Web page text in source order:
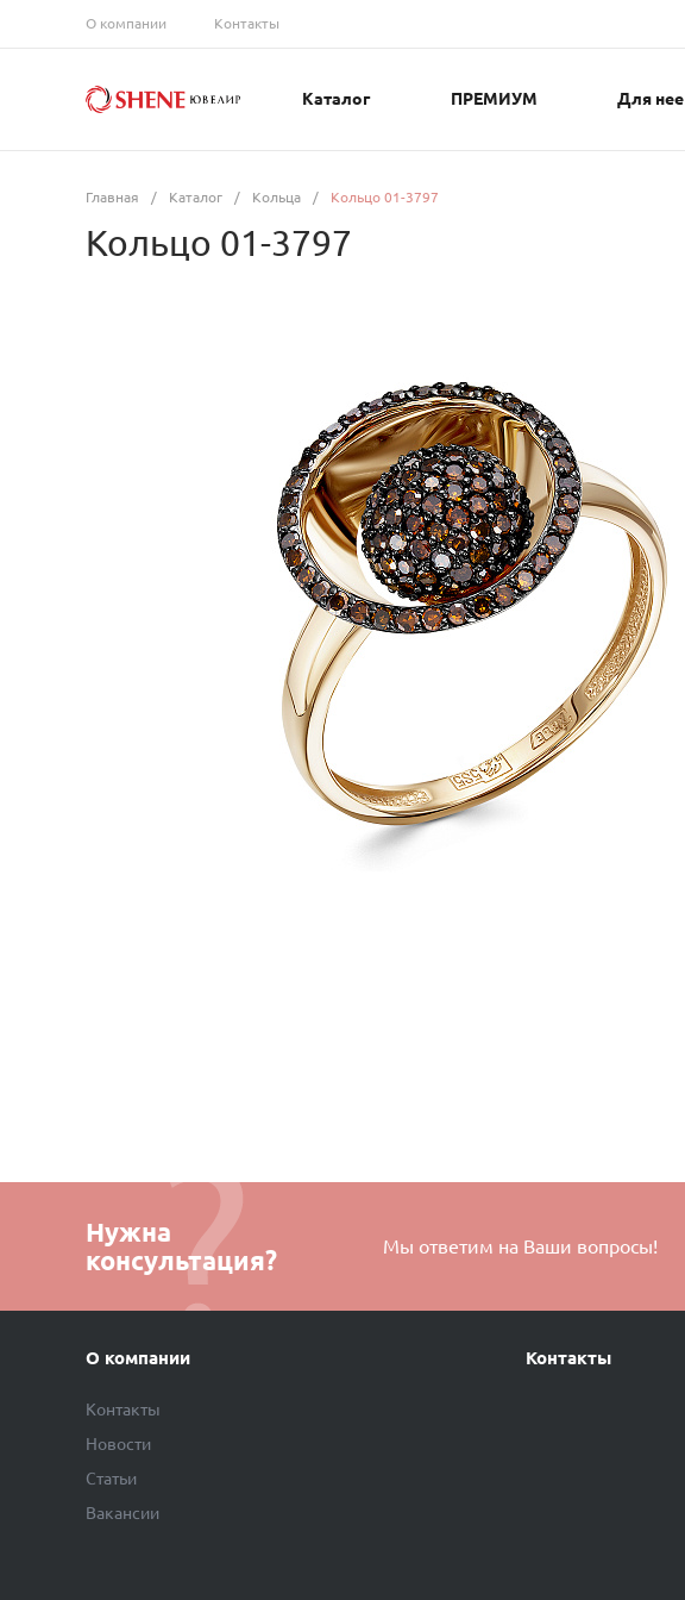
О компании Контакты
Каталог ПРЕМИУМ Для нее
Главная / Каталог / Кольца / Кольцо 01-3797
Кольцо 01-3797
Наименование товара
Нужна
консультация?
Мы ответим на Ваши вопросы!
О компании
Контакты
Новости
Статьи
Вакансии
Контакты